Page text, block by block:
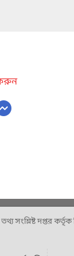
দপ্তর কর্তৃক